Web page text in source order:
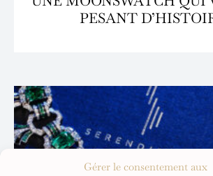
Gérer le consentement aux
PESANT